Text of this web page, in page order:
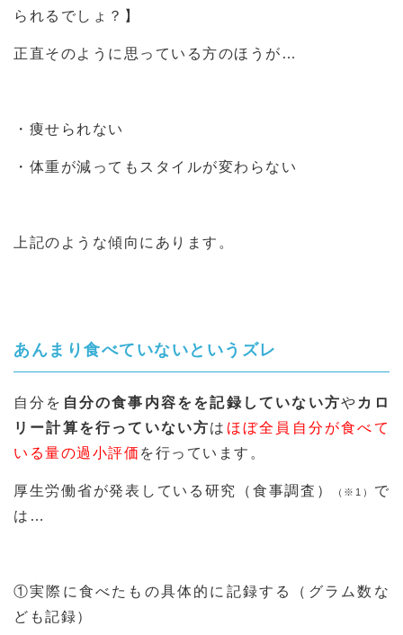
られるでしょ？】
正直そのように思っている方のほうが…
・痩せられない
・体重が減ってもスタイルが変わらない
上記のような傾向にあります。
あんまり食べていないというズレ
自分を 自分の食事内容をを記録していない方や カロ
リー計算を行っていない方は ほぼ全員自分が食べて
いる量の過小評価 を行っています。
厚生労働省が発表している研究（食事調査） （※1）
で
は…
①実際に食べたもの具体的に記録する（グラム数な
ども記録）